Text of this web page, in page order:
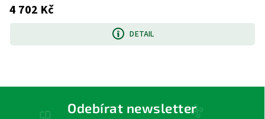
4 702 Kč
DETAIL
Odebírat newsletter